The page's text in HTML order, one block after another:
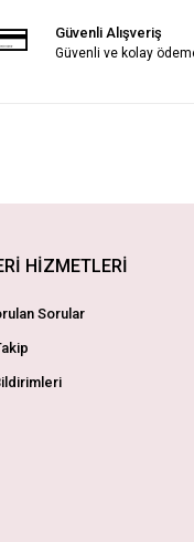
Güvenli Alışveriş
Güvenli ve kolay
HİZMETLERİ
Sorular